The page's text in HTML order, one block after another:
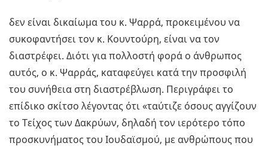
δεν είναι δικαίωμα του κ. Ψαρρά, προκειμένου να
συκοφαντήσει τον κ. Κουντούρη, είναι να τον
διαστρέφει. Διότι για πολλοστή φορά ο άνθρωπος
αυτός, ο κ. Ψαρράς, καταφεύγει κατά την προσφιλή
του συνήθεια στη διαστρέβλωση. Περιγράφει το
επίδικο σκίτσο λέγοντας ότι «ταύτιζε όσους αγγίζουν
το Τείχος των Δακρύων, δηλαδή τον ιερότερο τόπο
προσκυνήματος του Ιουδαϊσμού, με ανθρώπους που